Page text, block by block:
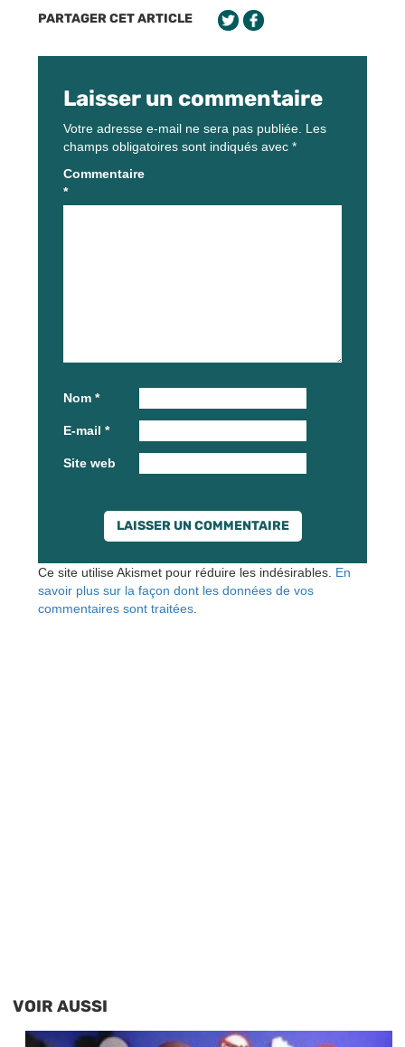
PARTAGER CET ARTICLE
Laisser un commentaire
Votre adresse e-mail ne sera pas publiée. Les
champs obligatoires sont indiqués avec *
Commentaire
*
Nom *
E-mail *
Site web
Ce site utilise Akismet pour réduire les indésirables. En
savoir plus sur la façon dont les données de vos
commentaires sont traitées
VOIR AUSSI